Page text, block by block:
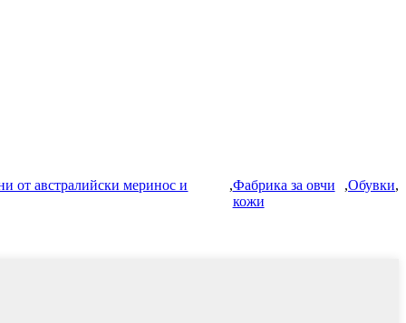
от австралийски меринос и ,Фабрика за овчи
кожи
,Обувки,